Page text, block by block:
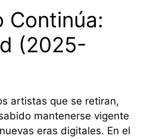
Continúa:
(2025-
artistas que se retiran,
mantenerse vigente
eras digitales. En el